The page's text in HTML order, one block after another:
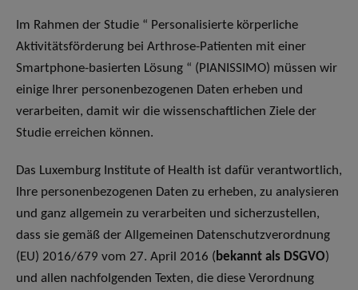
Im Rahmen der Studie “ Personalisierte körperliche
Aktivitätsförderung bei Arthrose-Patienten mit einer
Smartphone-basierten Lösung “ (PIANISSIMO) müssen wir
einige Ihrer personenbezogenen Daten erheben und
verarbeiten, damit wir die wissenschaftlichen Ziele der
Studie erreichen können.
Das Luxemburg Institute of Health ist dafür verantwortlich,
Ihre personenbezogenen Daten zu erheben, zu analysieren
und ganz allgemein zu verarbeiten und sicherzustellen,
dass sie gemäß der Allgemeinen Datenschutzverordnung
(EU) 2016/679 vom 27. April 2016 ( bekannt als DSGVO)
und allen nachfolgenden Texten, die diese Verordnung